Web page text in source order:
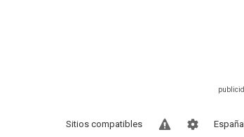
España
Sitios compatibles